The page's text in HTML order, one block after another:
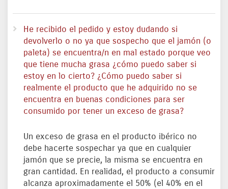
He recibido el pedido y estoy dudando si
devolverlo o no ya que sospecho que el jamón (o
paleta) se encuentra/n en mal estado porque veo
que tiene mucha grasa ¿cómo puedo saber si
estoy en lo cierto? ¿Cómo puedo saber si
realmente el producto que he adquirido no se
encuentra en buenas condiciones para ser
consumido por tener un exceso de grasa?
Un exceso de grasa en el producto ibérico no
debe hacerte sospechar ya que en cualquier
jamón que se precie, la misma se encuentra en
gran cantidad. En realidad, el producto a consumir
alcanza aproximadamente el 50% (el 40% en el